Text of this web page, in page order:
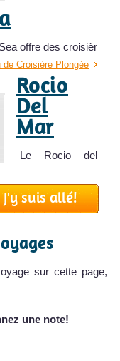
de croisière-
Avis sur la plongée
offre des croisièr
Croisière Plongée
Rocio
Del
Mar
Le Rocio del
bateau de croisi
Rocio Del Mar
de Croisière
MV
V
J'y suis allé!
sur cette page,
une note!